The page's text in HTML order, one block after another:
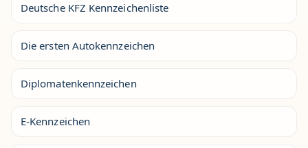
Deutsche KFZ Kennzeichenliste
Die ersten Autokennzeichen
Diplomatenkennzeichen
E-Kennzeichen